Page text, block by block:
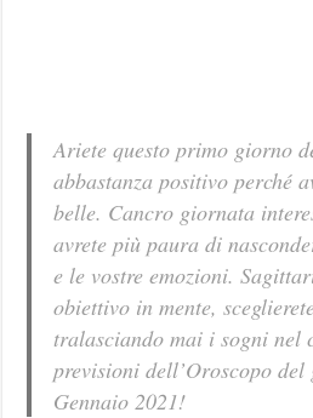
Ariete questo primo giorno
abbastanza positivo perché
belle. Cancro giornata
avrete più paura di
e le vostre emozioni.
obiettivo in mente,
tralasciando mai i sogni nel
previsioni dell’Oroscopo
Gennaio 2021!